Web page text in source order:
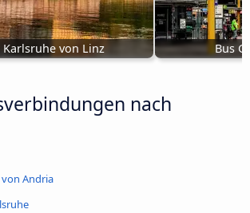
Karlsruhe von Linz Bus
nach
von Andria